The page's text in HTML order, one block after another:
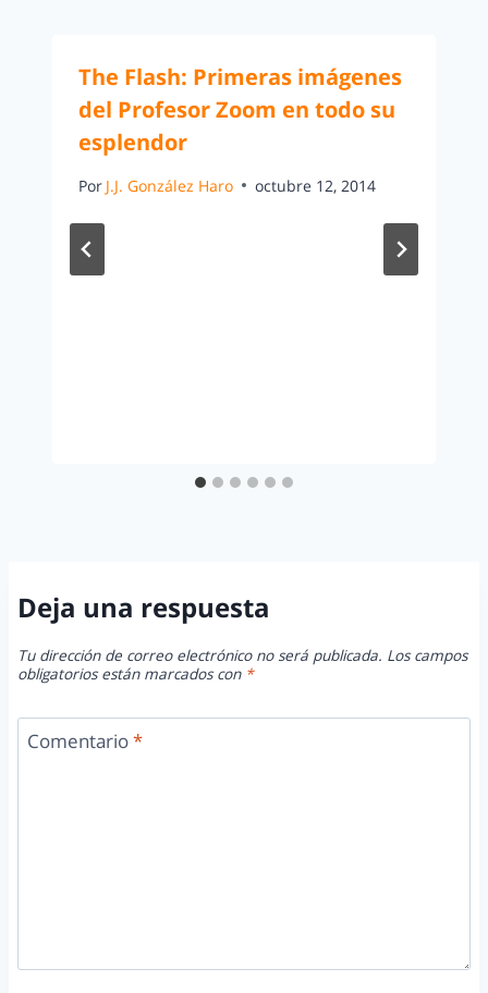
The Flash: Primeras imágenes
del Profesor Zoom en todo su
esplendor
Por J.J. González Haro octubre 12, 2014
Deja una respuesta
Tu dirección de correo electrónico no será publicada. Los campos
obligatorios están marcados con *
Comentario*